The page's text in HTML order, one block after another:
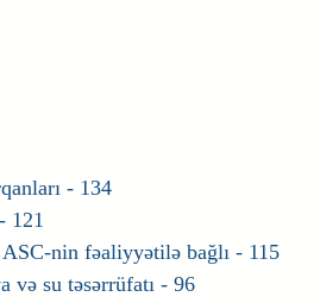
- 134
121
nin fəaliyyətilə bağlı - 115
və su təsərrüfatı - 96